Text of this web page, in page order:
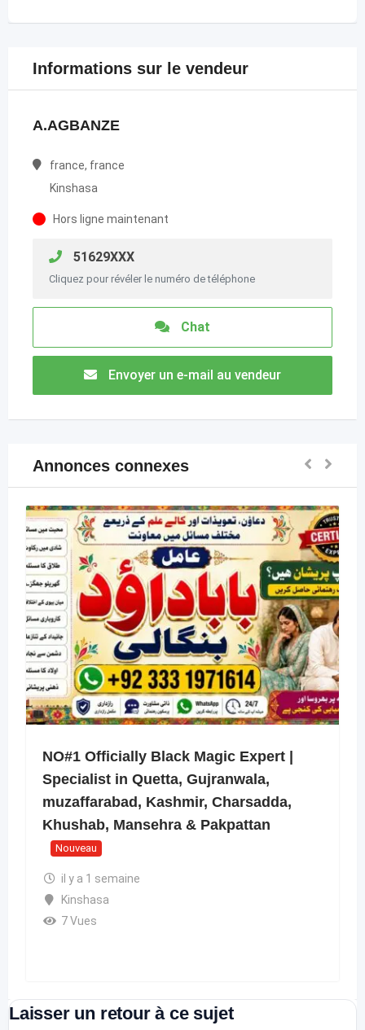
Informations sur le vendeur
A.AGBANZE
france, france
Kinshasa
Hors ligne maintenant
51629XXX
Cliquez pour révéler le numéro de téléphone
Chat
Envoyer un e-mail au vendeur
Annonces connexes
NO#1 Officially Black Magic Expert |
Specialist in Quetta, Gujranwala,
muzaffarabad, Kashmir, Charsadda,
Khushab, Mansehra & Pakpattan
Nouveau
il y a 1 semaine
Kinshasa
7 Vues
Laisser un retour à ce sujet